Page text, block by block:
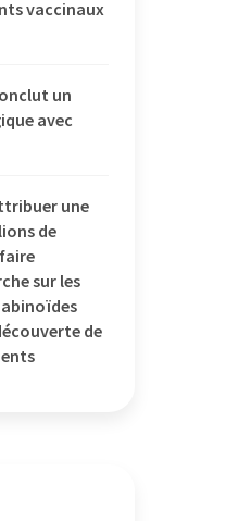
vaccinaux
un
avec
une
de
sur les
de